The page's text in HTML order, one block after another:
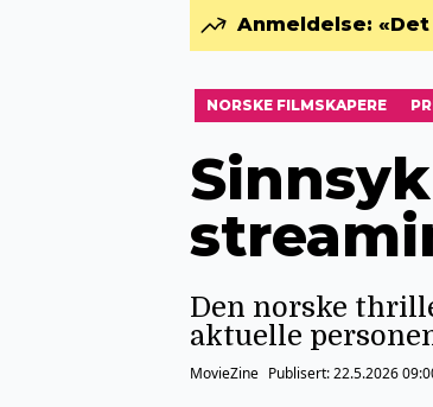
Anmeldelse:
NORSKE FILMSKAPERE
Den norske
aktuelle
MovieZine Publisert:22.5.2026